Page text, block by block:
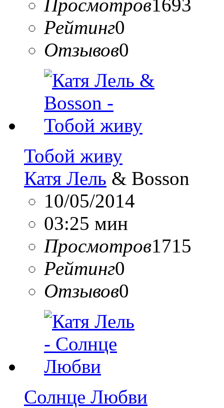
Просмотров1693
Рейтинг0
Отзывов0
Тобой живу
Катя Лель & Bosson
10/05/2014
03:25 мин
Просмотров1715
Рейтинг0
Отзывов0
Солнце Любви